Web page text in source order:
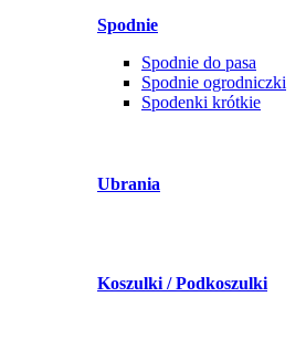
Spodnie
Spodnie do pasa
Spodnie ogrodniczki
Spodenki krótkie
Ubrania
Koszulki / Podkoszulki